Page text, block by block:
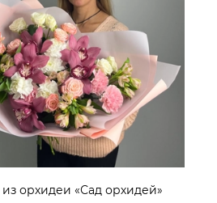
из орхидеи «Сад орхидей»